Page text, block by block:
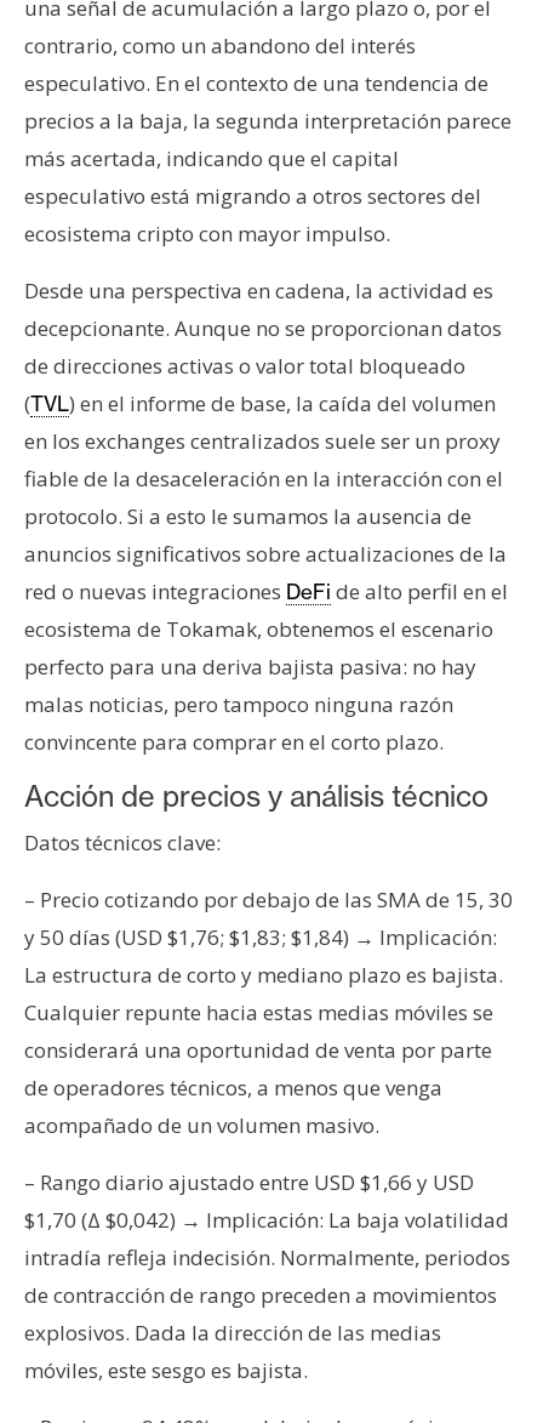
una señal de acumulación a largo plazo o, por el
contrario, como un abandono del interés
especulativo. En el contexto de una tendencia de
precios a la baja, la segunda interpretación parece
más acertada, indicando que el capital
especulativo está migrando a otros sectores del
ecosistema cripto con mayor impulso.
Desde una perspectiva en cadena, la actividad es
decepcionante. Aunque no se proporcionan datos
de direcciones activas o valor total bloqueado
(TVL) en el informe de base, la caída del volumen
en los exchanges centralizados suele ser un proxy
fiable de la desaceleración en la interacción con el
protocolo. Si a esto le sumamos la ausencia de
anuncios significativos sobre actualizaciones de la
red o nuevas integraciones DeFi de alto perfil en el
ecosistema de Tokamak, obtenemos el escenario
perfecto para una deriva bajista pasiva: no hay
malas noticias, pero tampoco ninguna razón
convincente para comprar en el corto plazo.
Acción de precios y análisis técnico
Datos técnicos clave:
– Precio cotizando por debajo de las SMA de 15, 30
y 50 días (USD $1,76; $1,83; $1,84) → Implicación:
La estructura de corto y mediano plazo es bajista.
Cualquier repunte hacia estas medias móviles se
considerará una oportunidad de venta por parte
de operadores técnicos, a menos que venga
acompañado de un volumen masivo.
– Rango diario ajustado entre USD $1,66 y USD
$1,70 (Δ $0,042) → Implicación: La baja volatilidad
intradía refleja indecisión. Normalmente, periodos
de contracción de rango preceden a movimientos
explosivos. Dada la dirección de las medias
móviles, este sesgo es bajista.